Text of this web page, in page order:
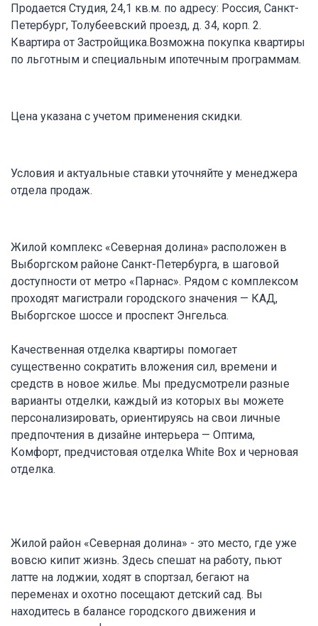
Продается Студия, 24,1 кв.м. по адресу: Россия, Санкт-
Петербург, Толубеевский проезд, д. 34, корп. 2.
Квартира от Застройщика.Возможна покупка квартиры
по льготным и специальным ипотечным программам.
Цена указана с учетом применения скидки.
Условия и актуальные ставки уточняйте у менеджера
отдела продаж.
Жилой комплекс «Северная долина» расположен в
Выборгском районе Санкт-Петербурга, в шаговой
доступности от метро «Парнас». Рядом с комплексом
проходят магистрали городского значения — КАД,
Выборгское шоссе и проспект Энгельса.
Качественная отделка квартиры помогает
существенно сократить вложения сил, времени и
средств в новое жилье. Мы предусмотрели разные
варианты отделки, каждый из которых вы можете
персонализировать, ориентируясь на свои личные
предпочтения в дизайне интерьера — Оптима,
Комфорт, предчистовая отделка White Box и черновая
отделка.
Жилой район «Северная долина» - это место, где уже
вовсю кипит жизнь. Здесь спешат на работу, пьют
латте на лоджии, ходят в спортзал, бегают на
переменах и охотно посещают детский сад. Вы
находитесь в балансе городского движения и